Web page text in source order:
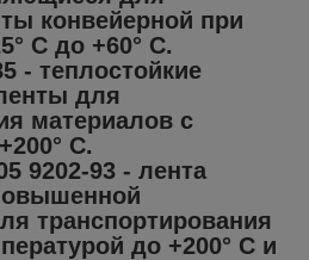
конвейерной при
С до +60° С.
- теплостойкие
для
материалов с
С.
9202-93 - лента
транспортирования
до +200° С и